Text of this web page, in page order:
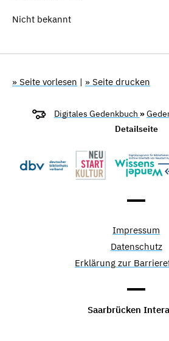
Nicht bekannt
» Seite vorlesen | » Seite drucken
Digitales Gedenkbuch »
Detailseite
Impressum
Datenschutz
Erklärung zur
Saarbrücken